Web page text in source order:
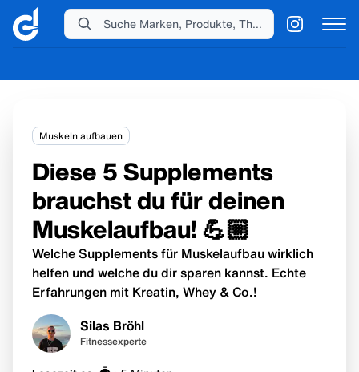
Muskeln aufbauen
Diese 5 Supplements
brauchst du für deinen
Muskelaufbau! 💪🏼
Welche Supplements für Muskelaufbau wirklich
helfen und welche du dir sparen kannst. Echte
Erfahrungen mit Kreatin, Whey & Co.!
Silas Bröhl
Fitnessexperte